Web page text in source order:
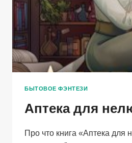
БЫТОВОЕ ФЭНТЕЗИ
Аптека для
Про что книга «Аптека для